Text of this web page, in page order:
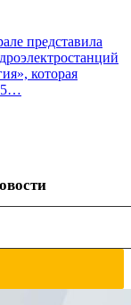
представила
которая